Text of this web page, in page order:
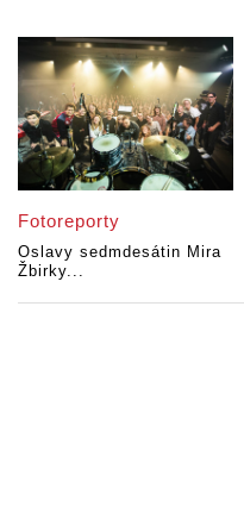
Fotoreporty
Oslavy sedmdesátin Mira
Žbirky...